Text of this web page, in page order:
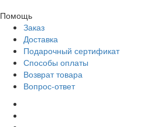
Помощь
Заказ
Доставка
Подарочный сертификат
Способы оплаты
Возврат товара
Вопрос-ответ